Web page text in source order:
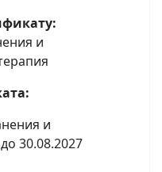
и
и
30.08.2027